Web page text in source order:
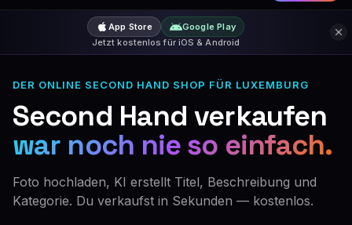
App Store
Google Play
Jetzt kostenlos für iOS & Android
DER ONLINE SECOND HAND SHOP FÜR LUXEMBURG
Second Hand verkaufen
war noch nie so einfach.
Foto hochladen, KI erstellt Titel, Beschreibung und
Kategorie. Du verkaufst in Sekunden — kostenlos.